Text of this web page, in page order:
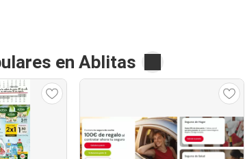
en Ablitas